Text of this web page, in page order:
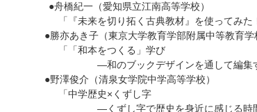
●舟橋紀一（愛知県立江南高等学校）
「『未来を切り拓く古典教材』を使ってみた！
●勝亦あき子（東京大学教育学部附属中等教育学
「「和本をつくる」学び
―和のブックデザインを通して編集する
●野澤俊介（清泉女学院中学高等学校）
「中学歴史×くずし字
―くずし字で歴史を身近に感じる時間